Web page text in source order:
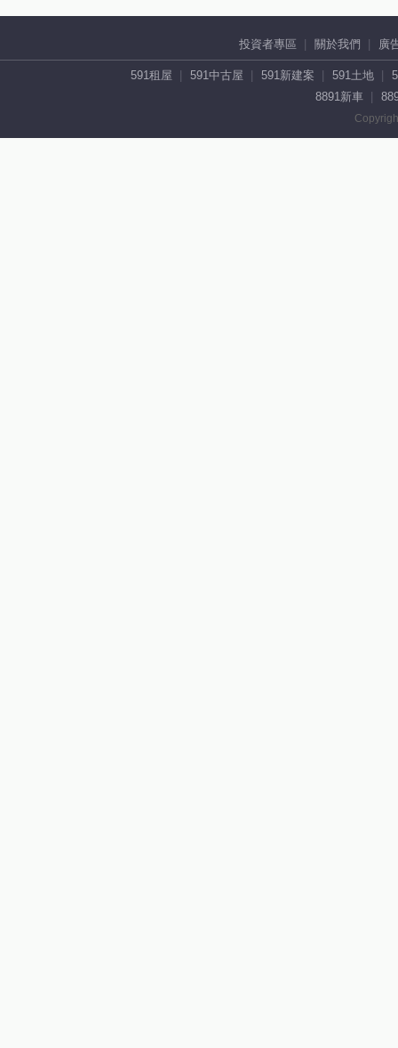
投資者專區 關於我們 廣
591租屋 591中古屋 591新建案 591土地
8891新車